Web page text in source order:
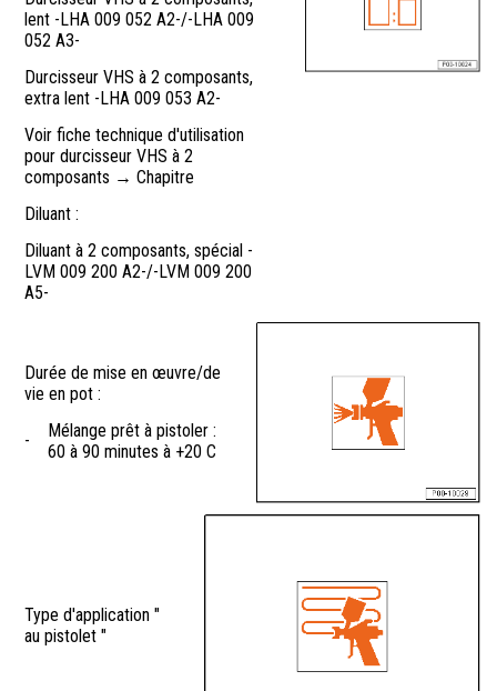
lent -LHA 009 052 A2-/-LHA 009
052 A3-
Durcisseur VHS à 2 composants,
extra lent -LHA 009 053 A2-
Voir fiche technique d'utilisation
pour durcisseur VHS à 2
composants → Chapitre
Diluant :
Diluant à 2 composants, spécial -
LVM 009 200 A2-/-LVM 009 200
A5-
Durée de mise en œuvre/de
vie en pot :
-
Mélange prêt à pistoler :
60 à 90 minutes à +20 C
Type d'application "
au pistolet "